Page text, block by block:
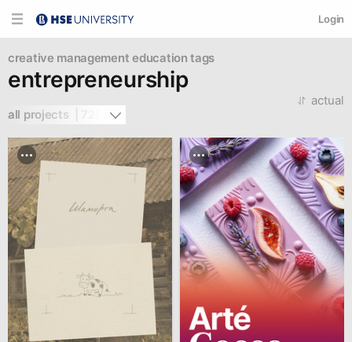
Login
creative management education tags
entrepreneurship
all projects  | 728
actual